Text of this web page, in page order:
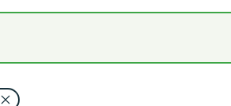
14 - Utfasning av farliga ämnen/